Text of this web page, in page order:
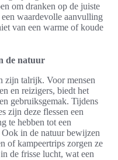
om dranken op de juiste
waardevolle aanvulling
van een warme of koude
de natuur
zijn talrijk. Voor mensen
en reizigers, biedt het
gebruiksgemak. Tijdens
zijn deze flessen een
te hebben tot een
in de natuur bewijzen
of kampeertrips zorgen ze
de frisse lucht, wat een